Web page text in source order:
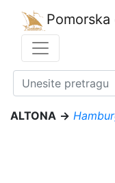
ALTONA →